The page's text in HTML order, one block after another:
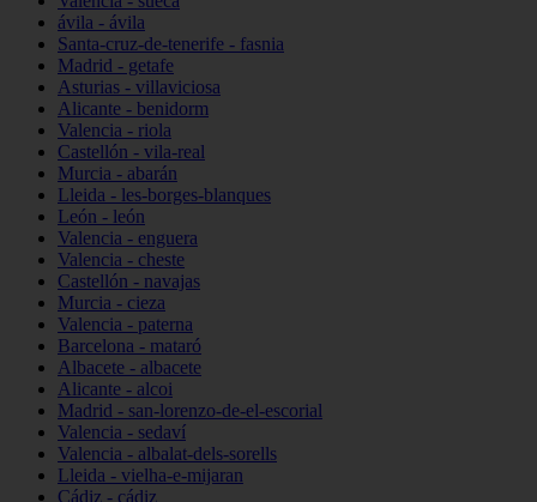
ávila - ávila
Santa-cruz-de-tenerife - fasnia
Madrid - getafe
Asturias - villaviciosa
Alicante - benidorm
Valencia - riola
Castellón - vila-real
Murcia - abarán
Lleida - les-borges-blanques
León - león
Valencia - enguera
Valencia - cheste
Castellón - navajas
Murcia - cieza
Valencia - paterna
Barcelona - mataró
Albacete - albacete
Alicante - alcoi
Madrid - san-lorenzo-de-el-escorial
Valencia - sedaví
Valencia - albalat-dels-sorells
Lleida - vielha-e-mijaran
Cádiz - cádiz